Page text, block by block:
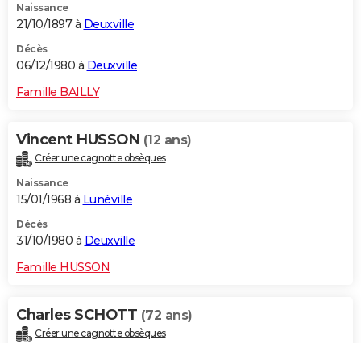
Naissance
21/10/1897 à Deuxville
Décès
06/12/1980 à Deuxville
Famille BAILLY
Vincent HUSSON (12 ans)
Créer une cagnotte obsèques
Naissance
15/01/1968 à Lunéville
Décès
31/10/1980 à Deuxville
Famille HUSSON
Charles SCHOTT (72 ans)
Créer une cagnotte obsèques